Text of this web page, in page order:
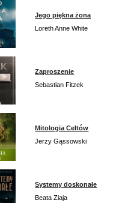
Jego piękna żona
Loreth Anne White
Zaproszenie
Sebastian Fitzek
Mitologia Celtów
Jerzy Gąssowski
Systemy doskonałe
Beata Ziaja